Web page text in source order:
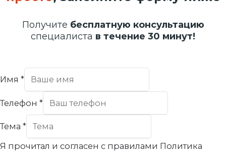
Получите бесплатную консультацию
специалиста в течение 30 минут!
Имя *
Телефон *
Тема *
Я прочитал и согласен с правилами Политика